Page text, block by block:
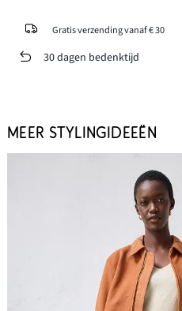
Gratis verzending vanaf € 30
30 dagen bedenktijd
MEER STYLINGIDEEËN